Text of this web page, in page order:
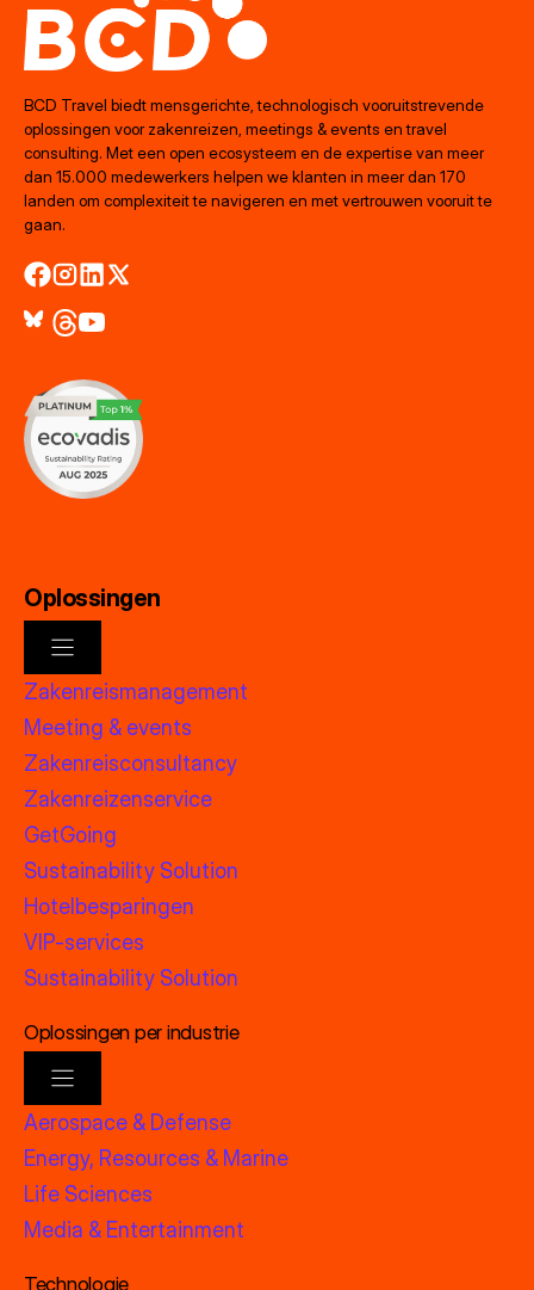
BCD Travel biedt mensgerichte, technologisch vooruitstrevende
oplossingen voor zakenreizen, meetings & events en travel
consulting. Met een open ecosysteem en de expertise van meer
dan 15.000 medewerkers helpen we klanten in meer dan 170
landen om complexiteit te navigeren en met vertrouwen vooruit te
gaan.
Oplossingen
Zakenreismanagement
Meeting & events
Zakenreisconsultancy
Zakenreizenservice
GetGoing
Sustainability Solution
Hotelbesparingen
VIP-services
Sustainability Solution
Oplossingen per industrie
Aerospace & Defense
Energy, Resources & Marine
Life Sciences
Media & Entertainment
Technologie